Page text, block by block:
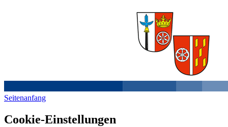
Seitenanfang
Cookie-Einstellungen